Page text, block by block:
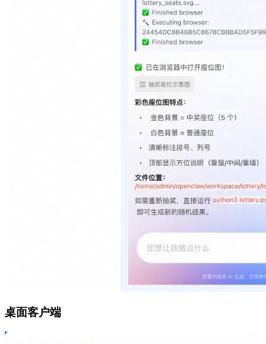
桌面客户端